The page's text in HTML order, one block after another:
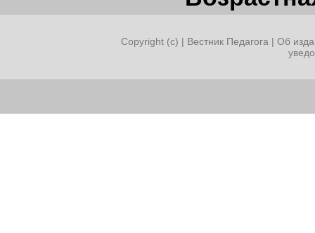
Copyright (c) | Вестник Педагога | Об